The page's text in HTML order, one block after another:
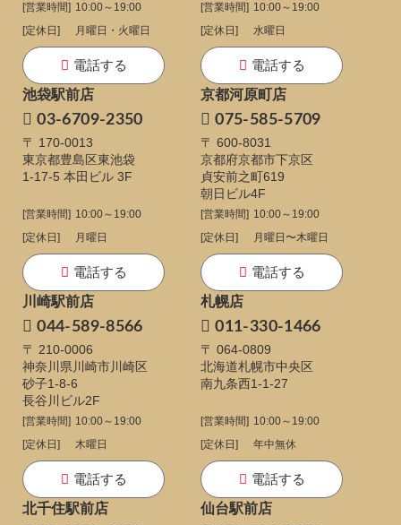
[営業時間] 10:00～19:00
[定休日]
月曜日・火曜日
電話する
[営業時間] 10:00～19:00
[定休日]
水曜日
電話する
池袋駅前店
03-6709-2350
〒 170-0013
東京都豊島区東池袋
1-17-5 本田ビル 3F
[営業時間] 10:00～19:00
[定休日]
月曜日
電話する
京都河原町店
075-585-5709
〒 600-8031
京都府京都市下京区
貞安前之町619
朝日ビル4F
[営業時間] 10:00～19:00
[定休日]
月曜日〜木曜日
電話する
川崎駅前店
044-589-8566
〒 210-0006
神奈川県川崎市川崎区
砂子1-8-6
長谷川ビル2F
[営業時間] 10:00～19:00
[定休日]
木曜日
電話する
札幌店
011-330-1466
〒 064-0809
北海道札幌市中央区
南九条西1-1-27
[営業時間] 10:00～19:00
[定休日]
年中無休
電話する
北千住駅前店
仙台駅前店